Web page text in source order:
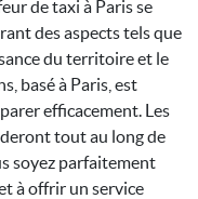
de taxi à Paris se
des aspects tels que
du territoire et le
basé à Paris, est
efficacement. Les
tout au long de
soyez parfaitement
à offrir un service